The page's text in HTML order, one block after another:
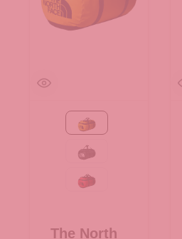
Summit Gold-TNF Black
TNF Black
TNF Red-TNF Black
The North